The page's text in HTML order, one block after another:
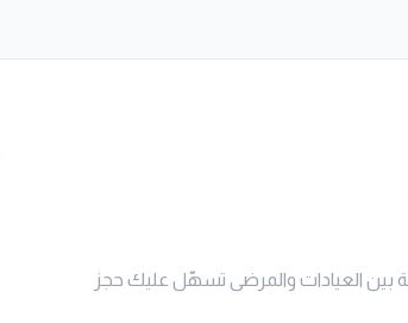
العيادات والمرضى تسهّل عليك حجز